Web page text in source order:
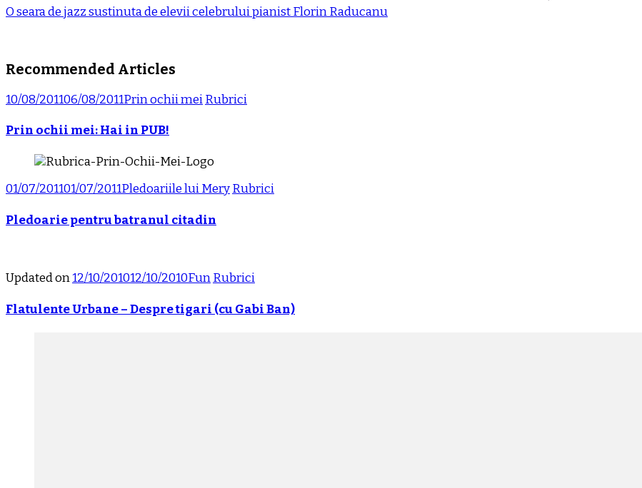
O seara de jazz sustinuta de elevii celebrului pianist Florin Raducanu
Recommended Articles
10/08/201106/08/2011Prin ochii meiRubrici
Prin ochii mei: Hai in PUB!
01/07/201101/07/2011Pledoariile lui MeryRubrici
Pledoarie pentru batranul citadin
Updated on12/10/201012/10/2010FunRubrici
Flatulente Urbane – Despre tigari (cu Gabi Ban)